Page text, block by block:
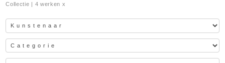
Collectie | 4 werken x